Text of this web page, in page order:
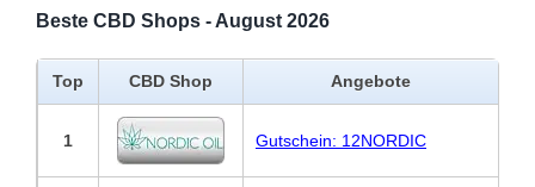
Beste CBD Shops - August 2026
Top CBD Shop Angebote
1 Gutschein: 12NORDIC